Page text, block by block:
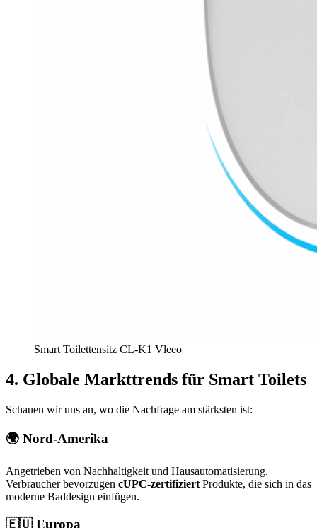
Smart Toilettensitz CL-K1 Vleeo
4. Globale Markttrends für Smart Toilets
Schauen wir uns an, wo die Nachfrage am stärksten ist:
🌍 Nord-Amerika
Angetrieben von Nachhaltigkeit und Hausautomatisierung.
Verbraucher bevorzugen cUPC-zertifiziert Produkte, die sich in das
moderne Baddesign einfügen.
🇪🇺Europa